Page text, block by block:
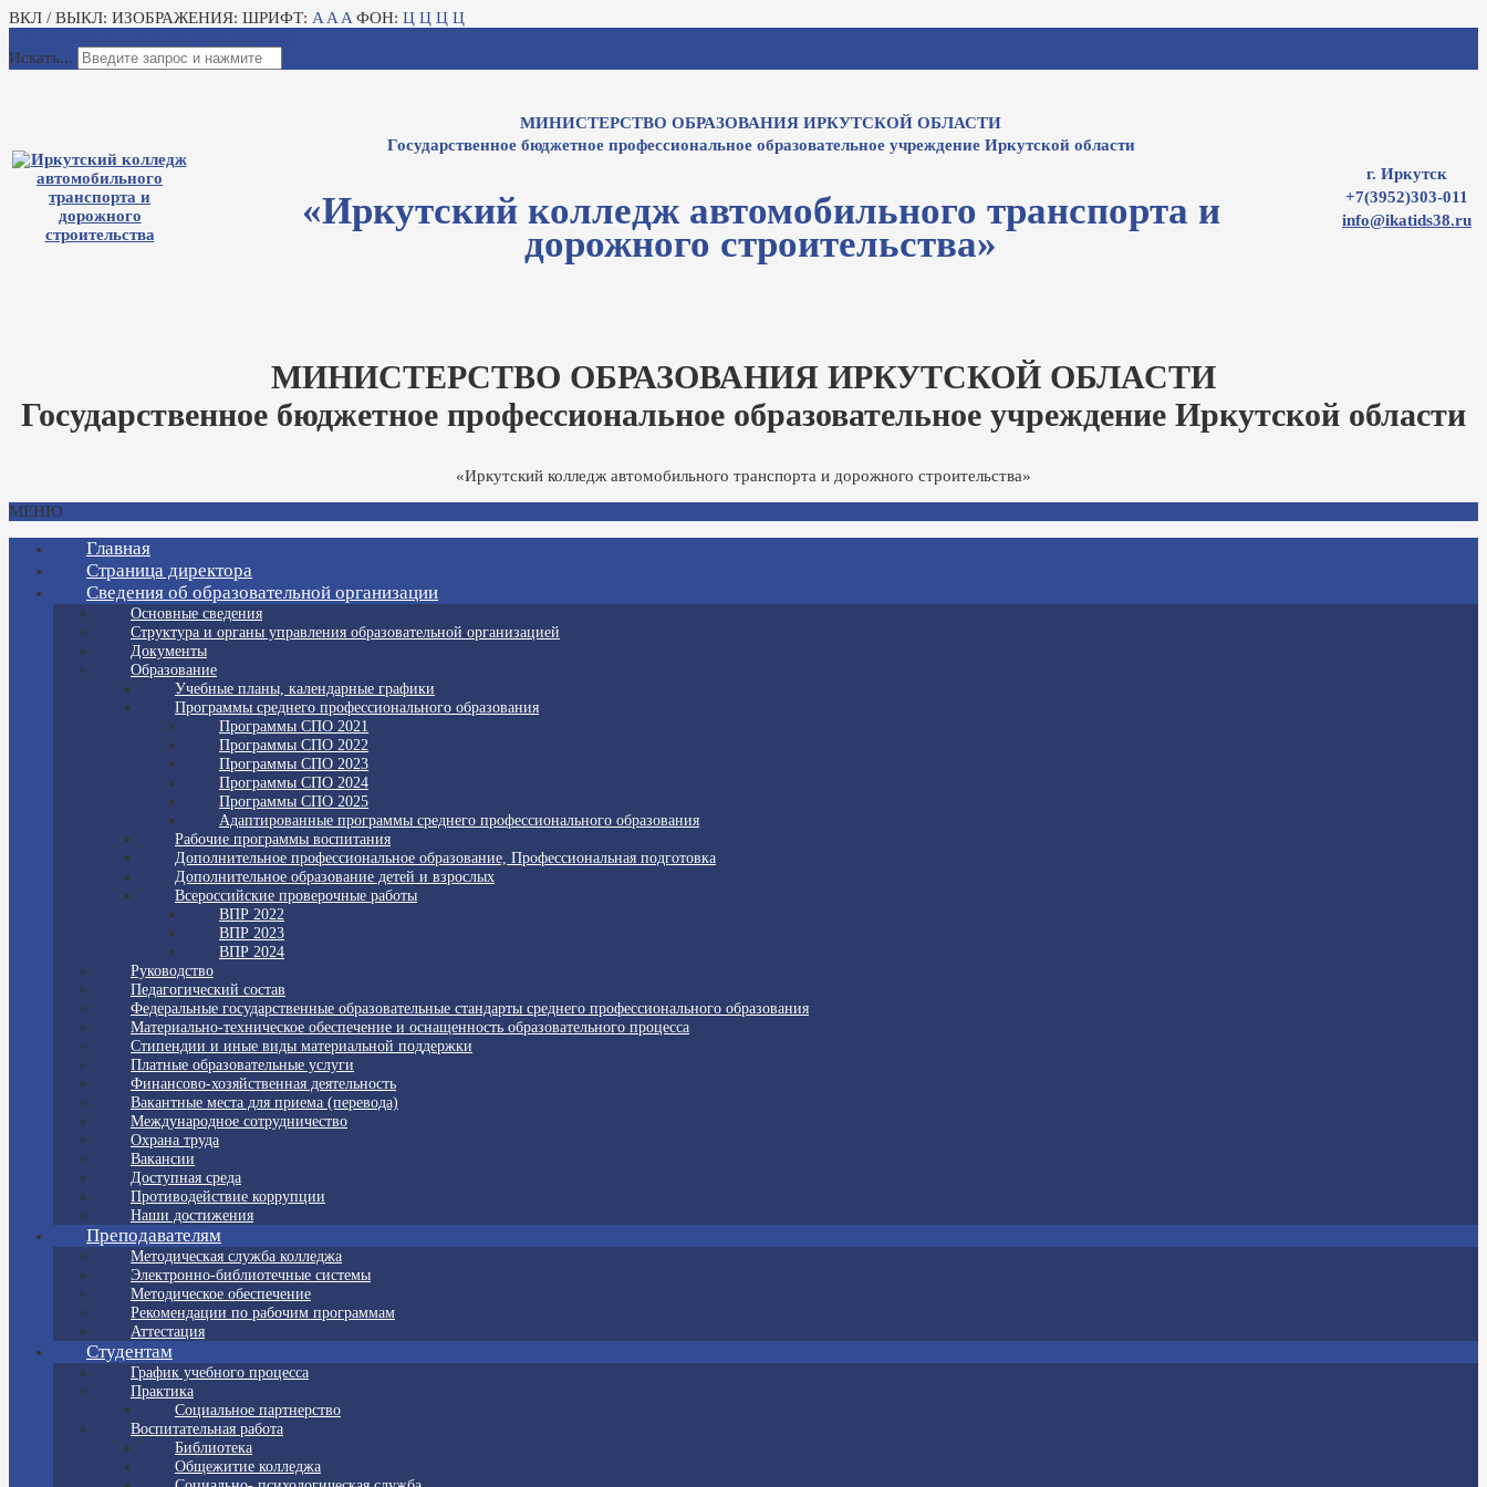
ВКЛ / ВЫКЛ: ИЗОБРАЖЕНИЯ: ШРИФТ: A A A ФОН: Ц Ц Ц Ц
Искать...
МИНИСТЕРСТВО ОБРАЗОВАНИЯ ИРКУТСКОЙ ОБЛАСТИ
Государственное бюджетное профессиональное образовательное учреждение Иркутской области
«Иркутский колледж автомобильного транспорта и
дорожного строительства»
г. Иркутск
+7(3952)303-011
info@ikatids38.ru
МИНИСТЕРСТВО ОБРАЗОВАНИЯ ИРКУТСКОЙ ОБЛАСТИ
Государственное бюджетное профессиональное образовательное учреждение Иркутской области
«Иркутский колледж автомобильного транспорта и дорожного строительства»
МЕНЮ
Главная
Страница директора
Сведения об образовательной организации
Основные сведения
Структура и органы управления образовательной организацией
Документы
Образование
Учебные планы, календарные графики
Программы среднего профессионального образования
Программы СПО 2021
Программы СПО 2022
Программы СПО 2023
Программы СПО 2024
Программы СПО 2025
Адаптированные программы среднего профессионального образования
Рабочие программы воспитания
Дополнительное профессиональное образование, Профессиональная подготовка
Дополнительное образование детей и взрослых
Всероссийские проверочные работы
ВПР 2022
ВПР 2023
ВПР 2024
Руководство
Педагогический состав
Федеральные государственные образовательные стандарты среднего профессионального образования
Материально-техническое обеспечение и оснащенность образовательного процесса
Стипендии и иные виды материальной поддержки
Платные образовательные услуги
Финансово-хозяйственная деятельность
Вакантные места для приема (перевода)
Международное сотрудничество
Охрана труда
Вакансии
Доступная среда
Противодействие коррупции
Наши достижения
Преподавателям
Методическая служба колледжа
Электронно-библиотечные системы
Методическое обеспечение
Рекомендации по рабочим программам
Аттестация
Студентам
График учебного процесса
Практика
Социальное партнерство
Воспитательная работа
Библиотека
Общежитие колледжа